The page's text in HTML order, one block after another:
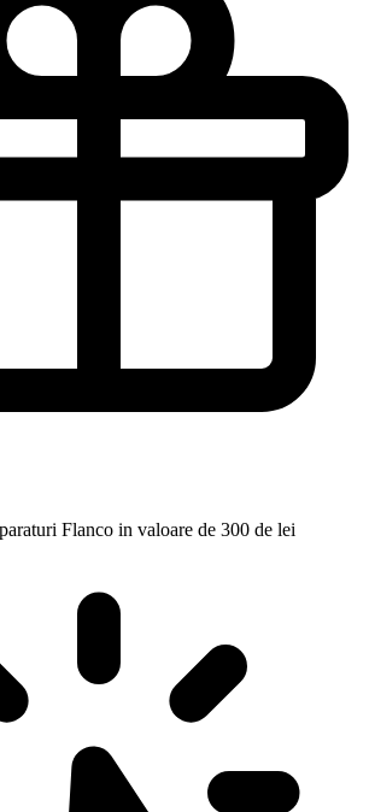
Flanco in valoare de 300 de lei